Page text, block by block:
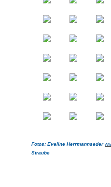
Fotos: Eveline Herrmannseder
Straube